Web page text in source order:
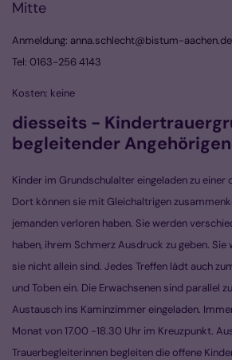
Mitte
Anmeldung: anna.schlecht@bistum-aachen.de
Tel: 0163-256 4143
Kosten: keine
diesseits -
begleitender
Kinder im Grundschulalter eingeladen zu einer
Dort können sie mit Gleichaltrigen
jemanden verloren haben. Sie werden
haben, ihrem Schmerz Ausdruck zu geben. Sie
sie nicht allein sind. Jedes Treffen lädt auch
und Toben ein. Die Erwachsenen sind parallel
Austausch ins Kaminzimmer eingeladen.
Monat von 17.00 -18.30 Uhr im Kreuzpunkt.
Trauerbegleiterinnen begleiten die offene